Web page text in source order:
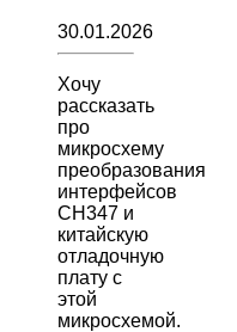
30.01.2026
Хочу
рассказать
про
микросхему
преобразования
интерфейсов
CH347 и
китайскую
отладочную
плату с
этой
микросхемой.